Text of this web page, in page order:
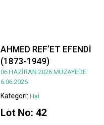
AHMED REF’ET EFENDİ
(1873-1949)
06 HAZİRAN 2026 MÜZAYEDE
6.06.2026
Kategori: Hat
Lot No: 42